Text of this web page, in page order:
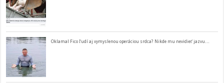
Oklamal Fico ľudí aj vymyslenou operáciou srdca? Nikde mu nevidieť jazvu…